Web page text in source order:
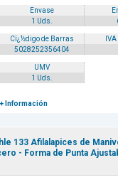
Envase
1 Uds.
Cï¿½digo de Barras
5028252356404
UMV
1 Uds.
+ Información
133 Afilalapices de
- Forma de Punta